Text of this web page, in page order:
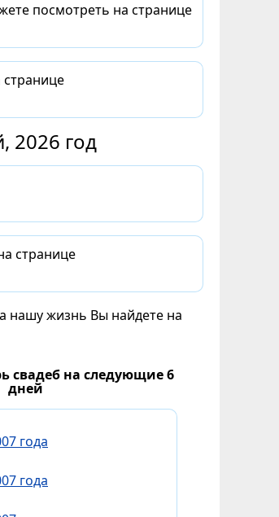
посмотреть на странице
2026 год
странице
нашу жизнь Вы найдете на
свадеб на следующие 6
дней
года
года